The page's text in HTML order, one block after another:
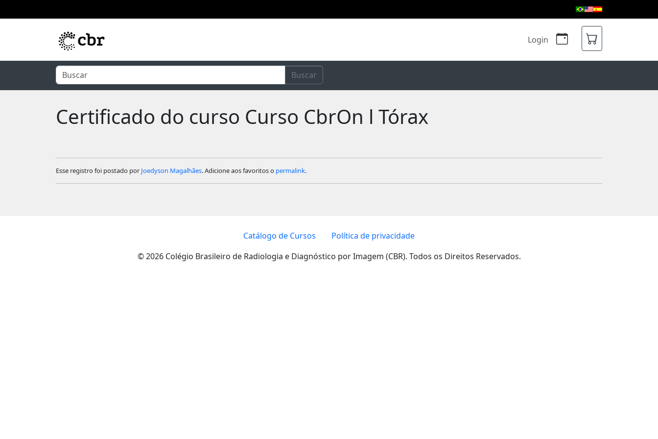
Login
Buscar
Certificado do curso Curso CbrOn l Tórax
Esse registro foi postado por Joedyson Magalhães. Adicione aos favoritos o permalink.
Catálogo de Cursos
Política de privacidade
© 2026 Colégio Brasileiro de Radiologia e Diagnóstico por Imagem (CBR). Todos os Direitos Reservados.